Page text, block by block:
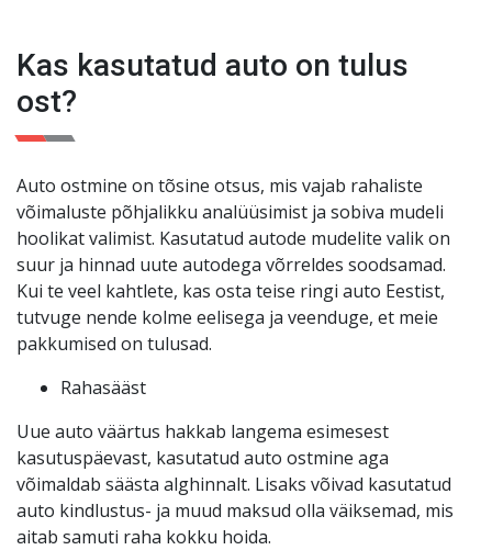
esikohal!
Kas kasutatud auto on tulus
ost?
Auto ostmine on tõsine otsus, mis vajab rahaliste
võimaluste põhjalikku analüüsimist ja sobiva mudeli
hoolikat valimist. Kasutatud autode mudelite valik on
suur ja hinnad uute autodega võrreldes soodsamad.
Kui te veel kahtlete, kas osta teise ringi auto Eestist,
tutvuge nende kolme eelisega ja veenduge, et meie
pakkumised on tulusad.
Rahasääst
Uue auto väärtus hakkab langema esimesest
kasutuspäevast, kasutatud auto ostmine aga
võimaldab säästa alghinnalt. Lisaks võivad kasutatud
auto kindlustus- ja muud maksud olla väiksemad, mis
aitab samuti raha kokku hoida.